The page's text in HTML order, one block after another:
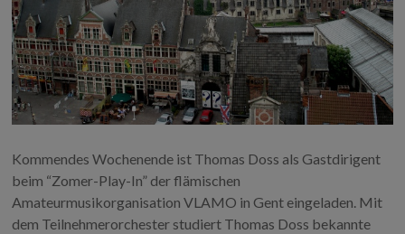
Kommendes Wochenende ist Thomas Doss als Gastdirigent
beim “Zomer-Play-In” der flämischen
Amateurmusikorganisation VLAMO in Gent eingeladen. Mit
dem Teilnehmerorchester studiert Thomas Doss bekannte